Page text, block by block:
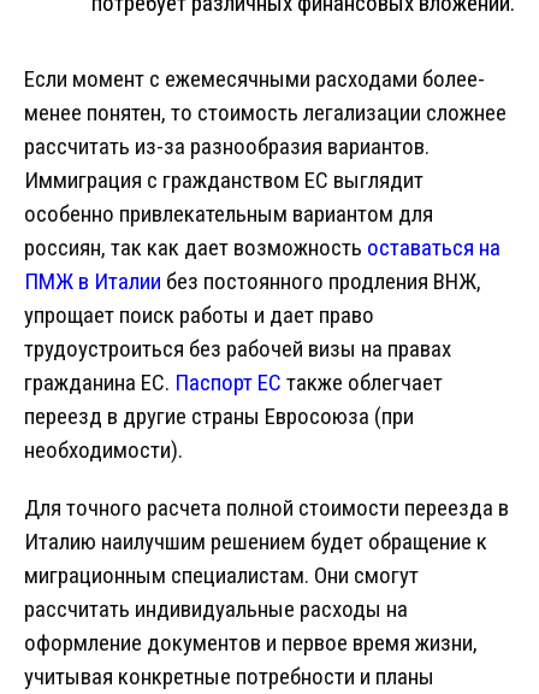
Если момент с ежемесячными расходами более-
менее понятен, то стоимость легализации сложнее
рассчитать из-за разнообразия вариантов.
Иммиграция с гражданством ЕС выглядит
особенно привлекательным вариантом для
россиян, так как дает возможность оставаться на
ПМЖ в Италии без постоянного продления ВНЖ,
упрощает поиск работы и дает право
трудоустроиться без рабочей визы на правах
гражданина ЕС. Паспорт ЕС также облегчает
переезд в другие страны Евросоюза (при
необходимости).
Для точного расчета полной стоимости переезда в
Италию наилучшим решением будет обращение к
миграционным специалистам. Они смогут
рассчитать индивидуальные расходы на
оформление документов и первое время жизни,
учитывая конкретные потребности и планы